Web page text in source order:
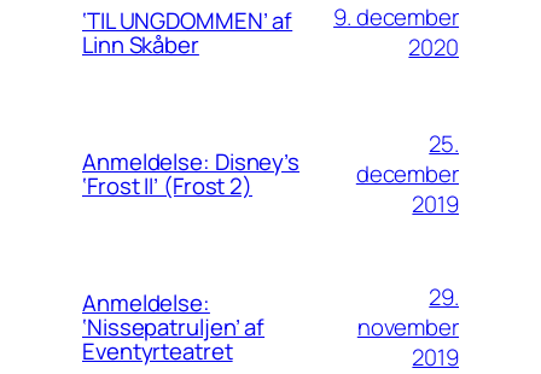
‘TIL UNGDOMMEN’ af
Linn Skåber
9. december
2020
Anmeldelse: Disney’s
‘Frost II’ (Frost 2)
25.
december
2019
Anmeldelse:
‘Nissepatruljen’ af
Eventyrteatret
29.
november
2019